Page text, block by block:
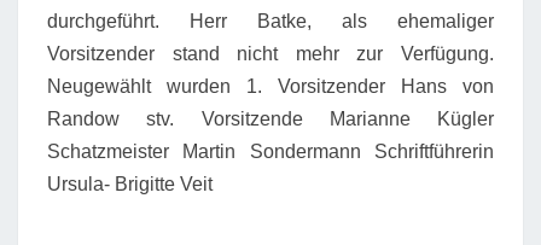
durchgeführt. Herr Batke, als ehemaliger
Vorsitzender stand nicht mehr zur Verfügung.
Neugewählt wurden 1. Vorsitzender Hans von
Randow stv. Vorsitzende Marianne Kügler
Schatzmeister Martin Sondermann Schriftführerin
Ursula- Brigitte Veit